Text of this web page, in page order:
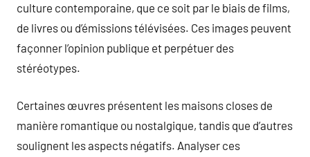
culture contemporaine, que ce soit par le biais de films,
de livres ou d’émissions télévisées. Ces images peuvent
façonner l’opinion publique et perpétuer des
stéréotypes.
Certaines œuvres présentent les maisons closes de
manière romantique ou nostalgique, tandis que d’autres
soulignent les aspects négatifs. Analyser ces